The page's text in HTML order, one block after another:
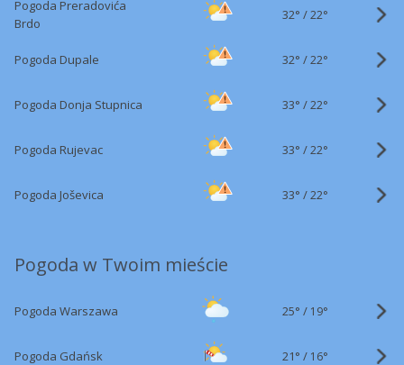
Pogoda Preradovića
Brdo
32° /22°
Pogoda Dupale 32° /22°
Pogoda Donja Stupnica 33° /22°
Pogoda Rujevac 33° /22°
Pogoda Joševica 33° /22°
Pogoda w Twoim mieście
Pogoda Warszawa 25° / 19°
Pogoda Gdańsk 21° / 16°